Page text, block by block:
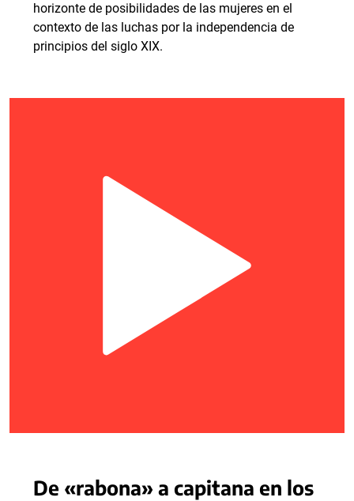
horizonte de posibilidades de las mujeres en el
contexto de las luchas por la independencia de
principios del siglo XIX.
De «rabona» a capitana en los